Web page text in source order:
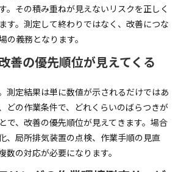
。その積み重ねが見えないリスクを正しく
す。測定して終わりではなく、改善につな
の義務となります。
善の優先順位が見えてくる
測定結果は単に数値が示されるだけではあ
どの作業条件で、どれくらいのばらつきが
で、改善の優先順位が見えてきます。場合
、局所排気装置の点検、作業手順の見直
数の対応が必要になります。